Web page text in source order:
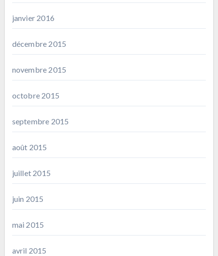
janvier 2016
décembre 2015
novembre 2015
octobre 2015
septembre 2015
août 2015
juillet 2015
juin 2015
mai 2015
avril 2015